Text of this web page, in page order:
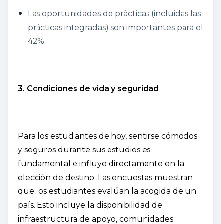
Las oportunidades de prácticas (incluidas las
prácticas integradas) son importantes para el
42%.
3. Condiciones de vida y seguridad
Para los estudiantes de hoy, sentirse cómodos
y seguros durante sus estudios es
fundamental e influye directamente en la
elección de destino. Las encuestas muestran
que los estudiantes evalúan la acogida de un
país. Esto incluye la disponibilidad de
infraestructura de apoyo, comunidades